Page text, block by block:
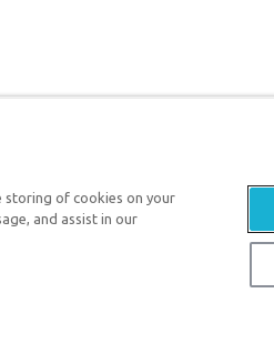
Génesis es un ministerio de
fe y proclamar el evangelio de
storing of cookies on your
and assist in our